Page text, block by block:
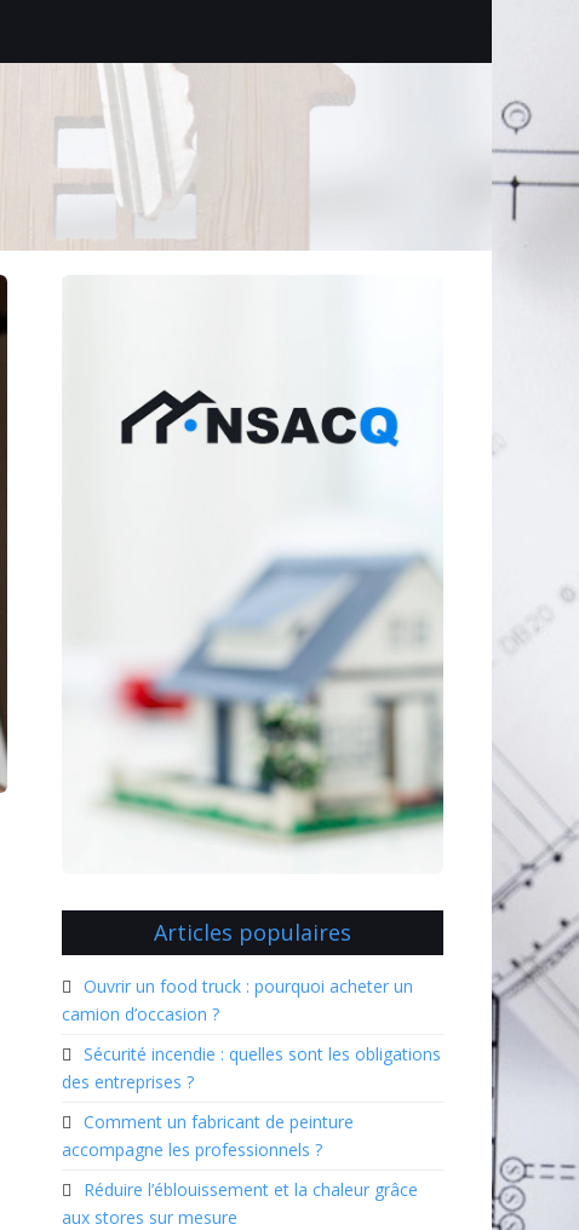
Articles populaires
Ouvrir un food truck : pourquoi acheter un
camion d’occasion ?
Sécurité incendie : quelles sont les obligations
des entreprises ?
Comment un fabricant de peinture
accompagne les professionnels ?
Réduire l’éblouissement et la chaleur grâce
aux stores sur mesure